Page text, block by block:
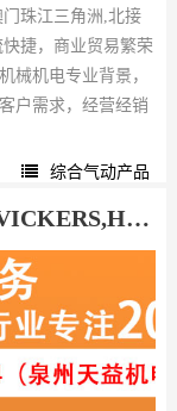
珠江三角洲,北接
捷，商业贸易繁荣
械机电专业背景，
户需求，经营经销
综合气动产品
液压气动产品厂家